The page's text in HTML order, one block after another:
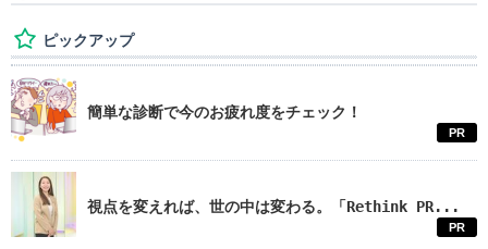
ピックアップ
簡単な診断で今のお疲れ度をチェック！
PR
視点を変えれば、世の中は変わる。「Rethink PR...
PR